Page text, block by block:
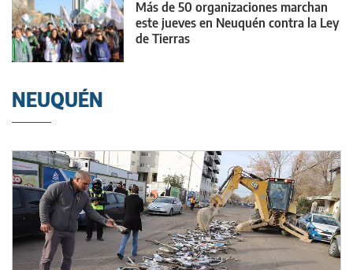
Más de 50 organizaciones marchan
este jueves en Neuquén contra la Ley
de Tierras
NEUQUÉN